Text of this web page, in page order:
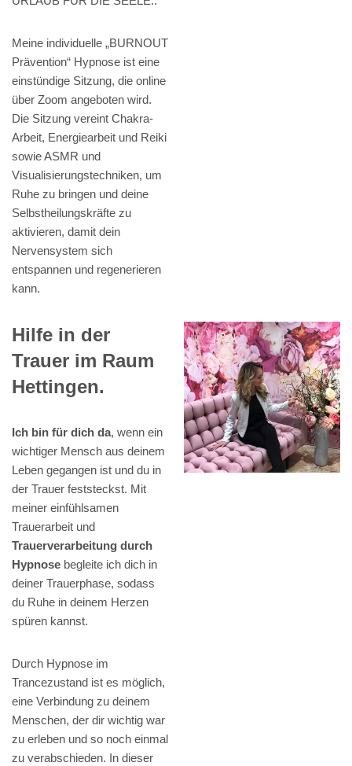
Meine individuelle „BURNOUT
Prävention“ Hypnose ist eine
einstündige Sitzung, die online
über Zoom angeboten wird.
Die Sitzung vereint Chakra-
Arbeit, Energiearbeit und Reiki
sowie ASMR und
Visualisierungstechniken, um
Ruhe zu bringen und deine
Selbstheilungskräfte zu
aktivieren, damit dein
Nervensystem sich
entspannen und regenerieren
kann.
Hilfe in der
Trauer im Raum
Hettingen.
Ich bin für dich da, wenn ein
wichtiger Mensch aus deinem
Leben gegangen ist und du in
der Trauer feststeckst. Mit
meiner einfühlsamen
Trauerarbeit und
Trauerverarbeitung durch
Hypnose begleite ich dich in
deiner Trauerphase, sodass
du Ruhe in deinem Herzen
spüren kannst.
Durch Hypnose im
Trancezustand ist es möglich,
eine Verbindung zu deinem
Menschen, der dir wichtig war
zu erleben und so noch einmal
zu verabschieden. In dieser